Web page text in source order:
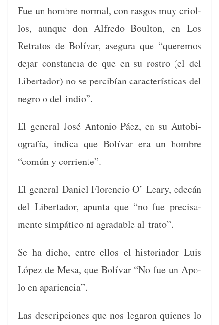
Fue un hom­bre nor­mal, con ras­gos muy criol­
los, aunque don Alfre­do Boul­ton, en Los
Retratos de Bolí­var, ase­gu­ra que “quer­e­mos
dejar con­stan­cia de que en su ros­tro (el del
Lib­er­ta­dor) no se percibían car­ac­terís­ti­cas del
negro o del indio”.
El gen­er­al José Anto­nio Páez, en su Auto­bi­
ografía, indi­ca que Bolí­var era un hom­bre
“común y corriente”.
El gen­er­al Daniel Flo­ren­cio O’ Leary, edecán
del Lib­er­ta­dor, apun­ta que “no fue pre­cisa­
mente sim­páti­co ni agrad­able al trato”.
Se ha dicho, entre ellos el his­to­ri­ador Luis
López de Mesa, que Bolí­var “No fue un Apo­
lo en apariencia”.
Las descrip­ciones que nos legaron quienes lo